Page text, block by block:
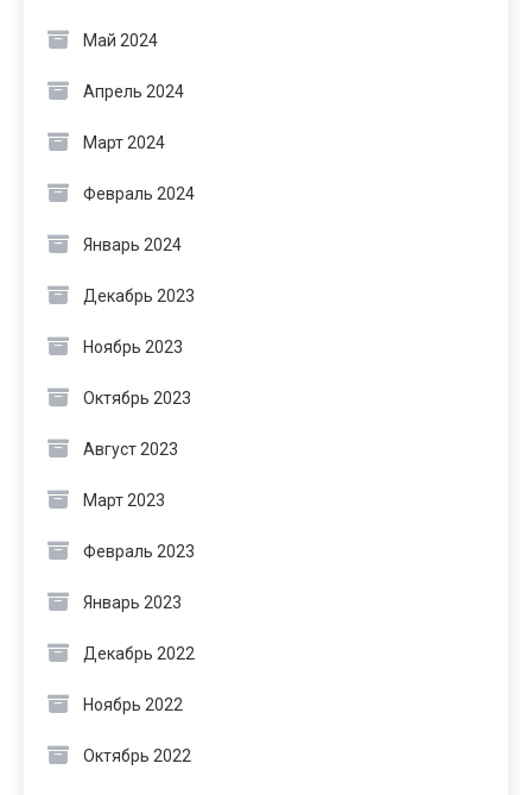
Май 2024
Апрель 2024
Март 2024
Февраль 2024
Январь 2024
Декабрь 2023
Ноябрь 2023
Октябрь 2023
Август 2023
Март 2023
Февраль 2023
Январь 2023
Декабрь 2022
Ноябрь 2022
Октябрь 2022